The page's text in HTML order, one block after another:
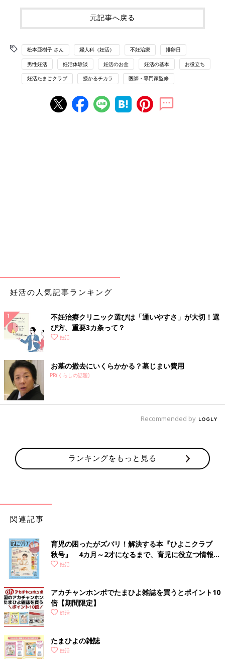
元記事へ戻る
松本亜樹子 さん 婦人科（妊活） 不妊治療 排卵日
男性妊活 妊活体験談 妊活のお金 妊活の基本 お役立ち
妊活たまごクラブ 授かるチカラ 医師・専門家監修
妊活の人気記事ランキング
不妊治療クリニック選びは「通いやすさ」が大切！選
び方、重要3カ条って？
妊活
お墓の撤去にいくらかかる？墓じまい費用
PR(くらしの話題)
Recommended by
ランキングをもっと見る
関連記事
育児の困ったがズバリ！解決する本『ひよこクラブ
秋号』 4カ月～2才になるまで、育児に役立つ情報が
いっぱい！
妊活
アカチャンホンポでたまひよ雑誌を買うとポイント10
倍【期間限定】
妊活
たまひよの雑誌
妊活